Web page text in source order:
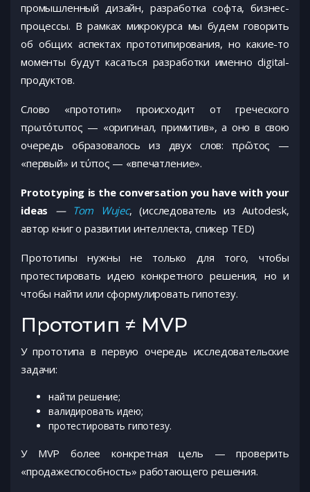
промышленный дизайн, разработка софта, бизнес-
процессы. В рамках микрокурса мы будем говорить
об общих аспектах прототипирования, но какие-то
моменты будут касаться разработки именно digital-
продуктов.
Слово «прототип» происходит от греческого
πρωτότυπος — «оригинал, примитив», а оно в свою
очередь образовалось из двух слов: πρῶτος —
«первый» и τύπος — «впечатление».
Prototyping is the conversation you have with your
ideas
—Tom Wujec, (исследователь из Autodesk,
автор книг о развитии интеллекта, спикер TED)
Прототипы нужны не только для того, чтобы
протестировать идею конкретного решения, но и
чтобы найти или сформулировать гипотезу.
Прототип ≠ MVP
У прототипа в первую очередь исследовательские
задачи:
найти решение;
валидировать идею;
протестировать гипотезу.
У MVP более конкретная цель — проверить
«продажеспособность» работающего решения.